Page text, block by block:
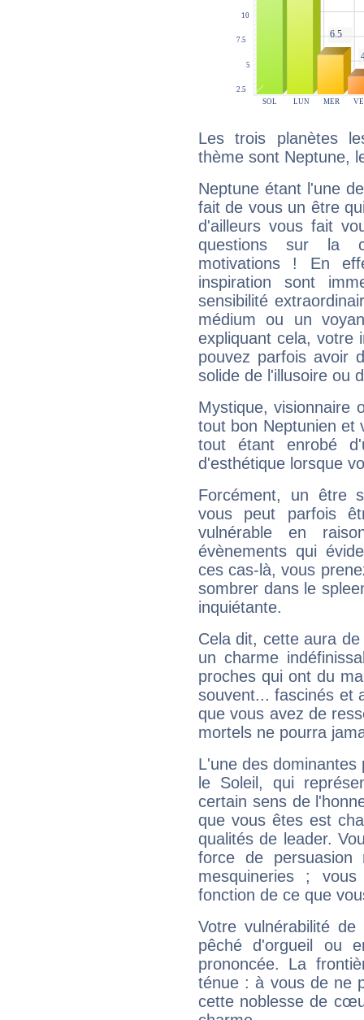
Les trois planètes
thème sont Neptune,
Neptune étant l'une
fait de vous un être
d'ailleurs vous fait
questions sur la
motivations ! En
inspiration sont
sensibilité
médium ou un
expliquant cela, votre
pouvez parfois avoir
solide de l'illusoire ou
Mystique, visionnaire
tout bon Neptunien et
tout étant enrobé
d'esthétique lorsque
Forcément, un être
vous peut parfois
vulnérable en
évènements qui
ces cas-là, vous
sombrer dans le
inquiétante.
Cela dit, cette aura
un charme
proches qui ont du
souvent... fascinés et
que vous avez de
mortels ne pourra
L'une des
le Soleil, qui
certain sens de
que vous êtes est
qualités de leader.
force de
mesquineries ;
fonction de ce que
Votre vulnérabilité
pêché d'orgueil ou
prononcée. La
ténue : à vous de ne
cette noblesse de